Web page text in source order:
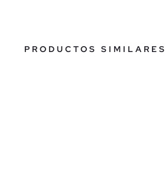
PRODUCTOS SIMILARES